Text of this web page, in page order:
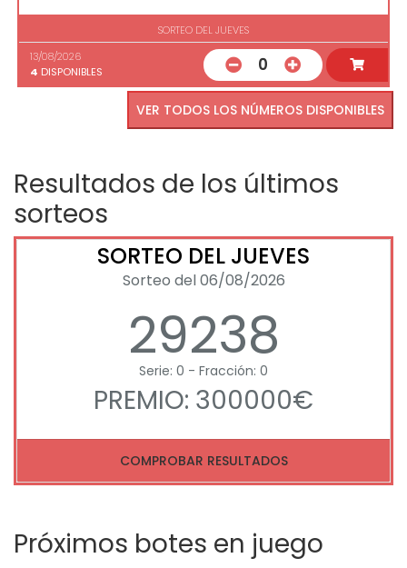
SORTEO DEL JUEVES
13/08/2026
4 DISPONIBLES 0
VER TODOS LOS NÚMEROS DISPONIBLES
Resultados de los últimos
sorteos
SORTEO DEL JUEVES
Sorteo del 06/08/2026
29238
Serie: 0 - Fracción: 0
PREMIO: 300000€
COMPROBAR RESULTADOS
Próximos botes en juego